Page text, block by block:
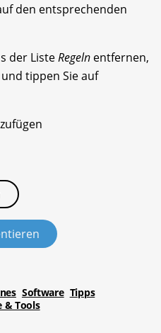
den entsprechenden
der ListeRegeln entfernen,
tippen Sie auf
Software Tipps
& Tools